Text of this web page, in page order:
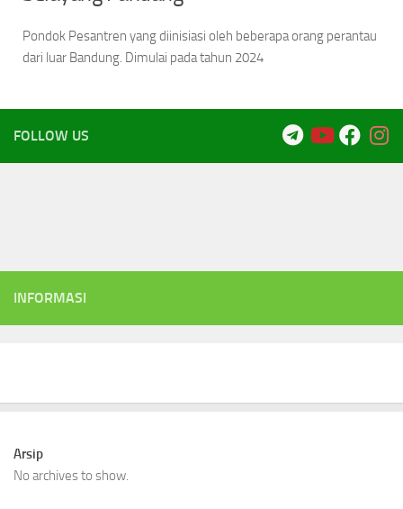
Pondok Pesantren yang diinisiasi oleh beberapa orang perantau
dari luar Bandung. Dimulai pada tahun 2024
FOLLOW US
INFORMASI
Arsip
No archives to show.